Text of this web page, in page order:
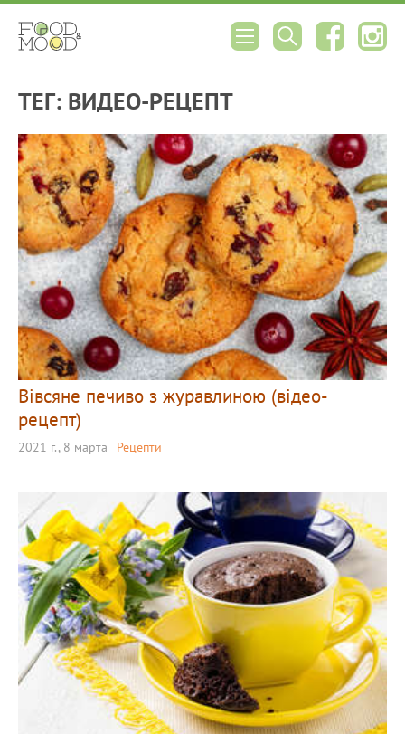
ТЕГ: ВИДЕО-РЕЦЕПТ
Вівсяне печиво з журавлиною (відео-
рецепт)
2021 г., 8 марта Рецепти